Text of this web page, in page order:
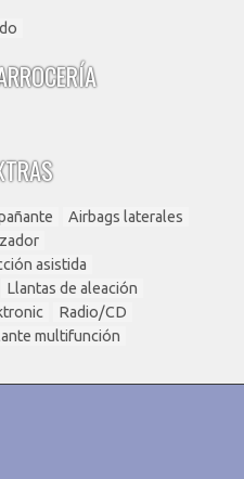
Airbags laterales
asistida
Llantas de aleación
Radio/CD
multifunción